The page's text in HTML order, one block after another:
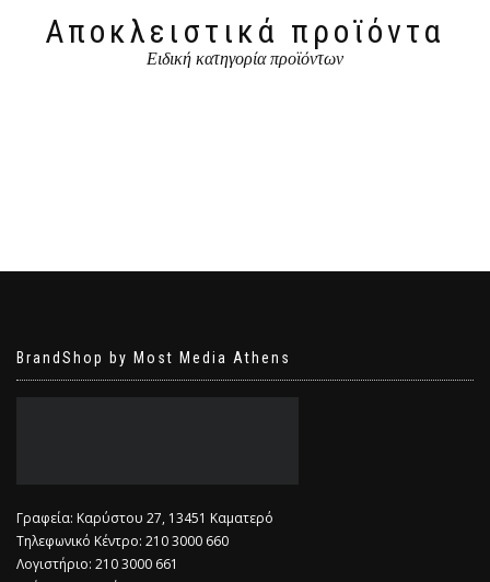
Αποκλειστικά προϊόντα
Ειδική κατηγορία προϊόντων
BrandShop by Most Media Athens
Γραφεία: Καρύστου 27, 13451 Καματερό
Τηλεφωνικό Κέντρο: 210 3000 660
Λογιστήριο: 210 3000 661